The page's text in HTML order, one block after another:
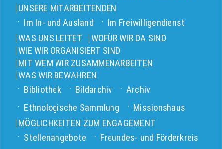
UNSERE MITARBEITENDEN
Im In- und Ausland
Im Freiwilligendienst
WAS UNS LEITET
WOFÜR WIR DA SIND
WIE WIR ORGANISIERT SIND
MIT WEM WIR ZUSAMMENARBEITEN
WAS WIR BEWAHREN
Bibliothek
Bildarchiv
Archiv
Ethnologische Sammlung
Missionshaus
MÖGLICHKEITEN ZUM ENGAGEMENT
Stellenangebote
Freundes- und Förderkreis